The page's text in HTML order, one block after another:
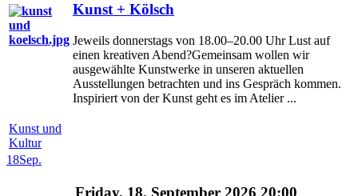
Kunst + Kölsch
Jeweils donnerstags von 18.00–20.00 Uhr Lust auf
einen kreativen Abend?Gemeinsam wollen wir
ausgewählte Kunstwerke in unseren aktuellen
Ausstellungen betrachten und ins Gespräch kommen.
Inspiriert von der Kunst geht es im Atelier ...
Kunst und
Kultur
18Sep.